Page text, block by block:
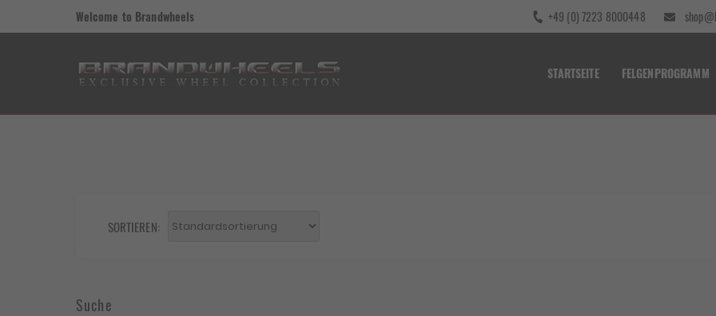
Welcome to Brandwheels +49 (0) 7223 8000448
STARTSEITE FELGENPROGRAMM
SORTIEREN:
Suche